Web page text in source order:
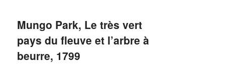
Mungo Park, Le très vert
pays du fleuve et l’arbre à
beurre, 1799